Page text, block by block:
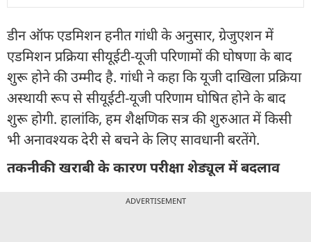
डीन ऑफ एडमिशन हनीत गांधी के अनुसार, ग्रेजुएशन में
एडमिशन प्रक्रिया सीयूईटी-यूजी परिणामों की घोषणा के बाद
शुरू होने की उम्मीद है. गांधी ने कहा कि यूजी दाखिला प्रक्रिया
अस्थायी रूप से सीयूईटी-यूजी परिणाम घोषित होने के बाद
शुरू होगी. हालांकि, हम शैक्षणिक सत्र की शुरुआत में किसी
भी अनावश्यक देरी से बचने के लिए सावधानी बरतेंगे.
तकनीकी खराबी के कारण परीक्षा शेड्यूल में बदलाव
ADVERTISEMENT